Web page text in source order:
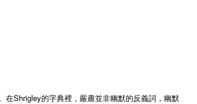
在Shrigley的字典裡，嚴肅並非幽默的反義詞，幽默